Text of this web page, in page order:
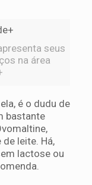
seus
na área
é o dudu de
bastante
leite. Há,
lactose ou